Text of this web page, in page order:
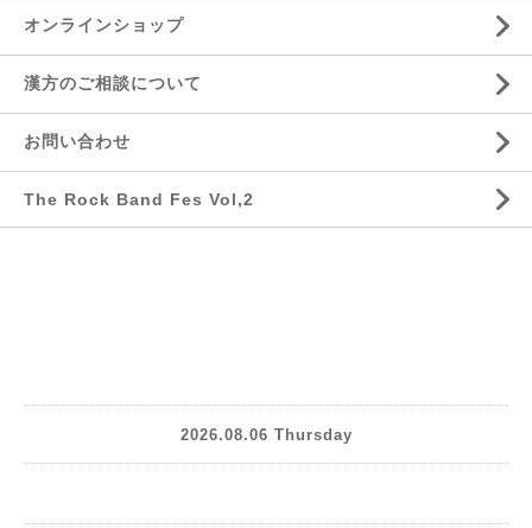
オンラインショップ
漢方のご相談について
お問い合わせ
The Rock Band Fes Vol,2
2026.08.06 Thursday